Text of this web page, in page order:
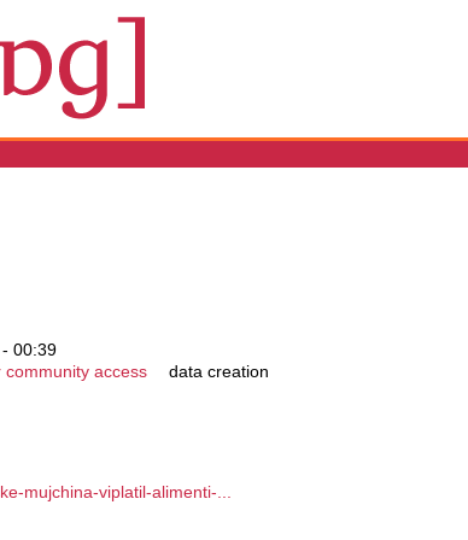
00:39
community access
data creation
mujchina-viplatil-alimenti-...